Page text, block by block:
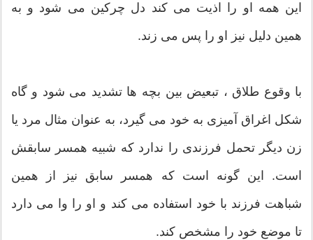
این همه او را اذیت می کند دل چرکین می شود و به
همین دلیل نیز او را پس می زند.
با وقوع طلاق ، تبعیض بین بچه ها تشدید می شود و گاه
شکل اغراق آمیزی به خود می گیرد، به عنوان مثال مرد یا
زن دیگر تحمل فرزندی را ندارد که شبیه همسر سابقش
است. این گونه است که همسر سابق نیز از همین
شباهت فرزند با خود استفاده می کند و او را وا می دارد
تا موضع خود را مشخص کند.